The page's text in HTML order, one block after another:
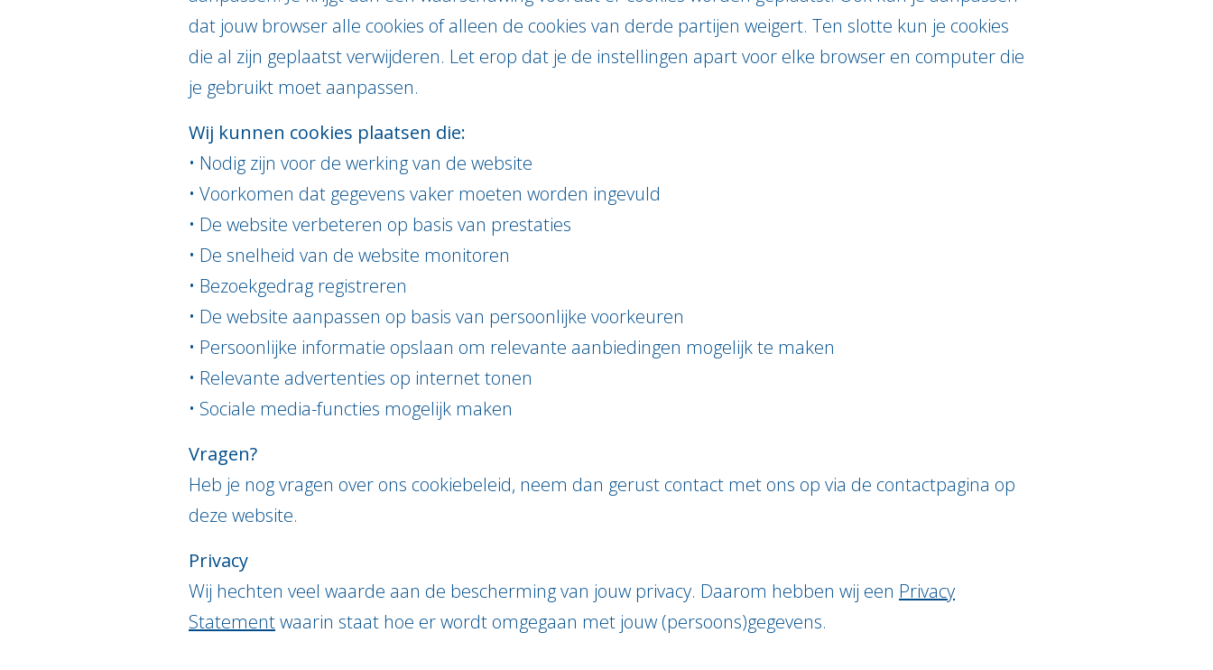
dat jouw browser alle cookies of alleen de cookies van derde partijen weigert. Ten slotte kun je cookies
die al zijn geplaatst verwijderen. Let erop dat je de instellingen apart voor elke browser en computer die
je gebruikt moet aanpassen.
Wij kunnen cookies plaatsen die:
• Nodig zijn voor de werking van de website
• Voorkomen dat gegevens vaker moeten worden ingevuld
• De website verbeteren op basis van prestaties
• De snelheid van de website monitoren
• Bezoekgedrag registreren
• De website aanpassen op basis van persoonlijke voorkeuren
• Persoonlijke informatie opslaan om relevante aanbiedingen mogelijk te maken
• Relevante advertenties op internet tonen
• Sociale media-functies mogelijk maken
Vragen?
Heb je nog vragen over ons cookiebeleid, neem dan gerust contact met ons op via de contactpagina op
deze website.
Privacy
Wij hechten veel waarde aan de bescherming van jouw privacy. Daarom hebben wij een Privacy
Statementwaarin staat hoe er wordt omgegaan met jouw (persoons)gegevens.